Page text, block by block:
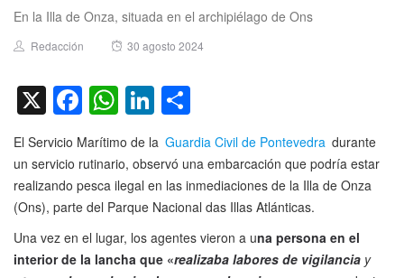
En la Illa de Onza, situada en el archipiélago de Ons
Author
Redacción
Posted
30 agosto 2024
X Facebook
WhatsApp
LinkedIn
El Servicio Marítimo de la Guardia Civil de Pontevedra durante
un servicio rutinario, observó una embarcación que podría estar
realizando pesca ilegal en las inmediaciones de la Illa de Onza
(Ons), parte del Parque Nacional das Illas Atlánticas.
Una vez en el lugar, los agentes vieron a una persona en el
interior de la lancha que «realizaba labores de vigilancia y